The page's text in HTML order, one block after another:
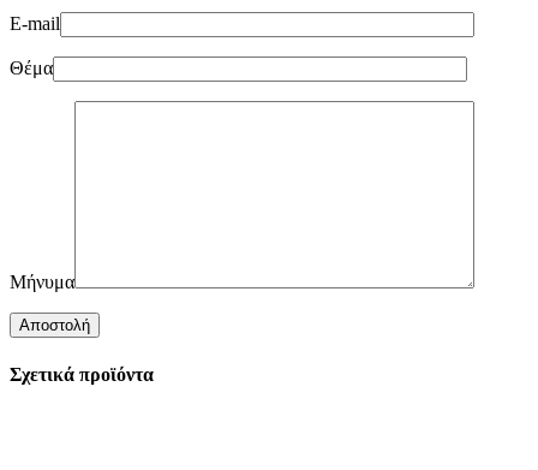
E-mail
Θέμα
Μήνυμα
Σχετικά προϊόντα